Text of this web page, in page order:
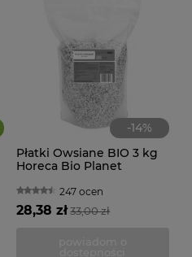
-14%
Płatki Owsiane BIO 3 kg
Horeca Bio Planet
247 ocen
33,00 zł
28,38 zł